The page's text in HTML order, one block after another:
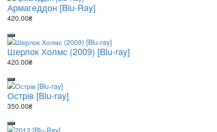
Армагеддон [Blu-Ray]
420.00₴
Шерлок Холмс (2009) [Blu-ray]
420.00₴
Острів [Blu-ray]
350.00₴